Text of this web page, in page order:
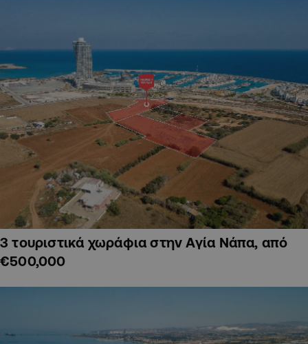
3 τουριστικά χωράφια στην Αγία Νάπα, από
€500,000